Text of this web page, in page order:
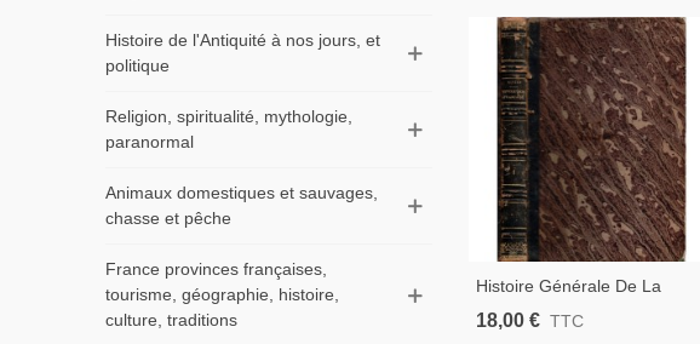
Histoire de l'Antiquité à nos jours, et
politique
Religion, spiritualité, mythologie,
paranormal
Animaux domestiques et sauvages,
chasse et pêche
France provinces françaises,
tourisme, géographie, histoire,
culture, traditions
Histoire Générale De La
Révolution Française,
18,00 € TTC